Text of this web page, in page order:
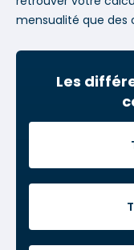
mensualité que des
Les